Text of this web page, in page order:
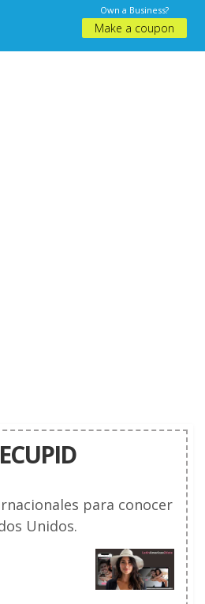
Own a Business?
Make a coupon
para conocer
Unidos.